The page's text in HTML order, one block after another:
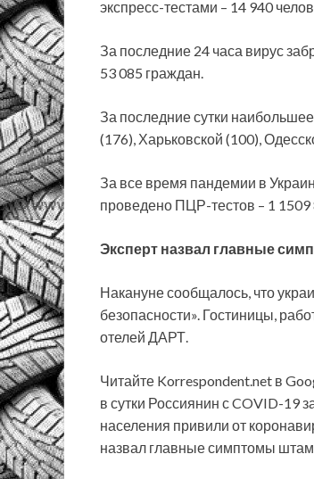
экспресс-тестами – 14 940
За последние 24 часа вирус
53 085 граждан.
За последние сутки
(176), Харьковской (100),
За все время пандемии в
проведено ПЦР-тестов – 1 1509
Эксперт назвал главные
Накануне сообщалось, что
безопасности». Гостиницы,
отелей ДАРТ.
Читайте Korrespondent.net в
в сутки Россиянин с COVID-
населения привили от
назвал главные симптомы